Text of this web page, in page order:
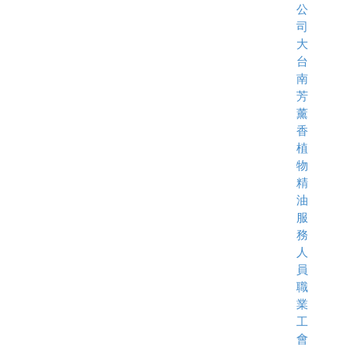
公
司
大
台
南
芳
薰
香
植
物
精
油
服
務
人
員
職
業
工
會